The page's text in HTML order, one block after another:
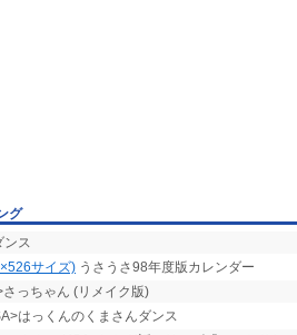
グ
ンス
サイズ) うさうさ98年度版カレンダー
さっちゃん (リメイク版)
はっくんのくまさんダンス